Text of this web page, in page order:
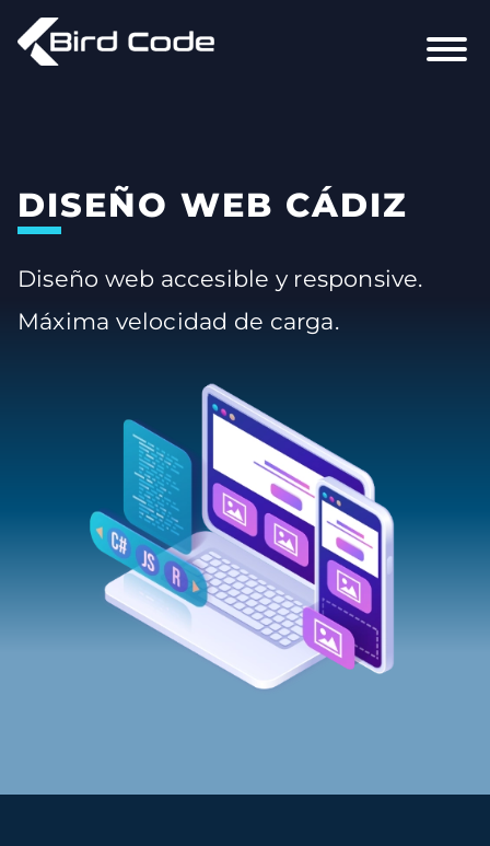
DISEÑO WEB CÁDIZ
Diseño web accesible y responsive.
Máxima velocidad de carga.